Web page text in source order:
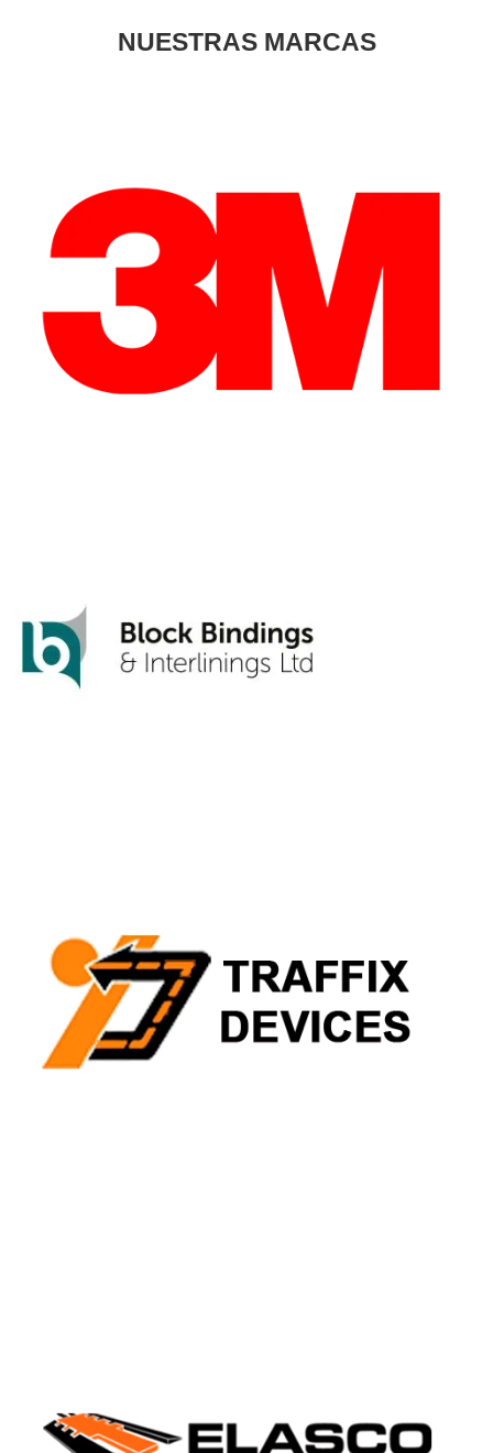
NUESTRAS MARCAS